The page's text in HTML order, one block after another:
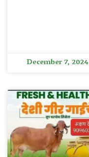
December 7, 2024